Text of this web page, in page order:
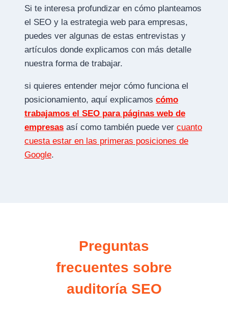
Si te interesa profundizar en cómo planteamos
el SEO y la estrategia web para empresas,
puedes ver algunas de estas entrevistas y
artículos donde explicamos con más detalle
nuestra forma de trabajar.
si quieres entender mejor cómo funciona el
posicionamiento, aquí explicamos cómo
trabajamos el SEO para páginas web de
empresas así como también puede ver cuanto
cuesta estar en las primeras posiciones de
Google.
Preguntas
frecuentes sobre
auditoría SEO